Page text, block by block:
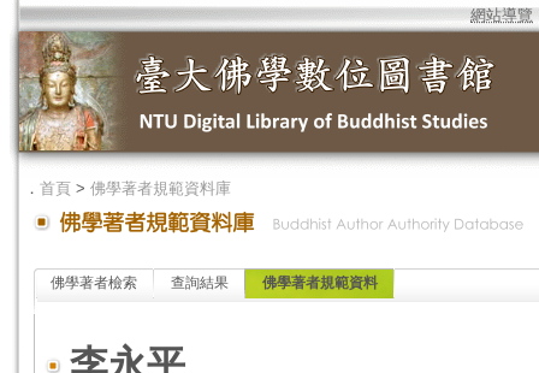
網站導覽
． 首頁 > 佛學著者規範資料庫
佛學著者檢索 查詢結果 佛學著者規範資料